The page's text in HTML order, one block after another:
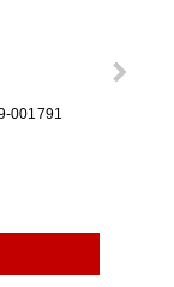
001791